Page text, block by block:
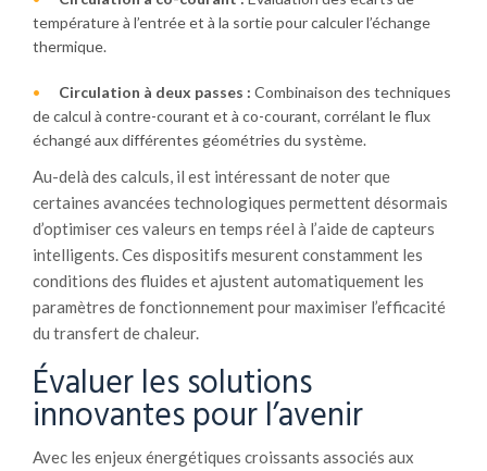
température à l’entrée et à la sortie pour calculer l’échange
thermique.
Circulation à deux passes : Combinaison des techniques
de calcul à contre-courant et à co-courant, corrélant le flux
échangé aux différentes géométries du système.
Au-delà des calculs, il est intéressant de noter que
certaines avancées technologiques permettent désormais
d’optimiser ces valeurs en temps réel à l’aide de capteurs
intelligents. Ces dispositifs mesurent constamment les
conditions des fluides et ajustent automatiquement les
paramètres de fonctionnement pour maximiser l’efficacité
du transfert de chaleur.
Évaluer les solutions
innovantes pour l’avenir
Avec les enjeux énergétiques croissants associés aux